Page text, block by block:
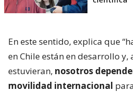
En este sentido, explica que
en Chile están en desarrollo y,
estuvieran, nosotros
movilidad internacional